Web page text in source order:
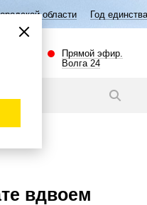
Год единства народов России
Прямой эфир.
Волга 24
вдвоем